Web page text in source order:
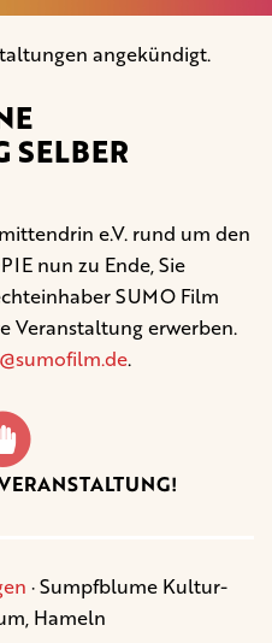
angekündigt.
SELBER
e.V. rund um den
nun zu Ende, Sie
SUMO Film
Veranstaltung erwerben.
.
· Sumpfblume Kultur-
Hameln